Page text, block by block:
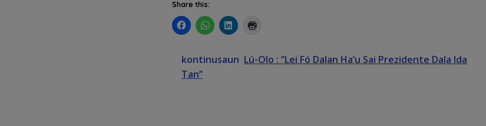
Share this:
kontinusaun Lú-Olo : ‘’Lei Fó Dalan Ha’u Sai Prezidente Dala Ida
Tan’’